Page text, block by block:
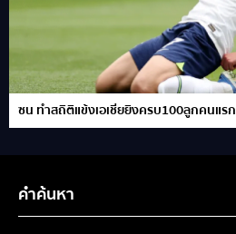
ซน ทำสถิติแข้งเอเชียยิงครบ100ลูกคนแรก
คำค้นหา